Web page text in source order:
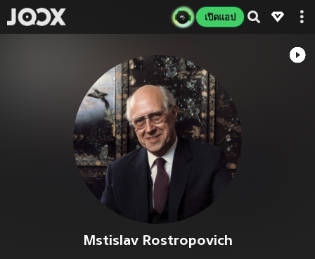
เปิดแอป
Mstislav Rostropovich